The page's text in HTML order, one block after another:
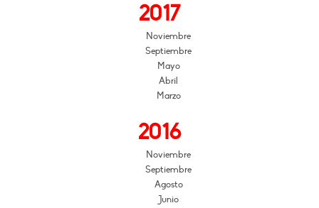
2017
Noviembre
Septiembre
Mayo
Abril
Marzo
2016
Noviembre
Septiembre
Agosto
Junio